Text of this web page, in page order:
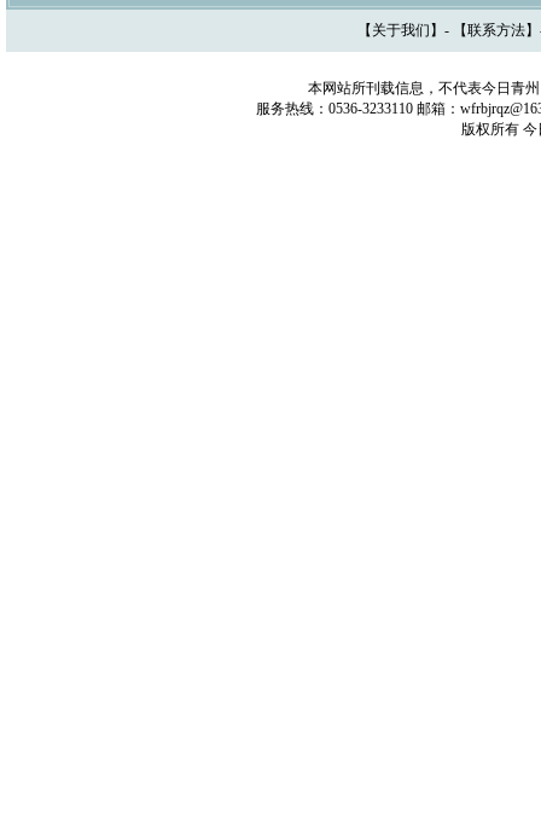
【 关于我们 】- 【联系方法
本网站所刊载信息，不代表今日青
服务热线：0536-3233110 邮箱：
版权所有 今